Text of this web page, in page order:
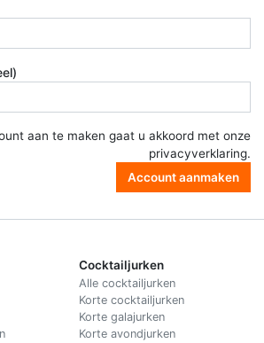
aan te maken gaat u akkoord met onze
privacyverklaring.
Account aanmaken
Cocktailjurken
Alle cocktailjurken
Korte cocktailjurken
Korte galajurken
Korte avondjurken